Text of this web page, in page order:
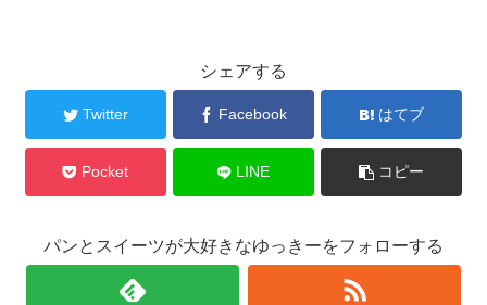
シェアする
Twitter Facebook はてブ
Pocket LINE コピー
パンとスイーツが大好きなゆっきーをフォローする